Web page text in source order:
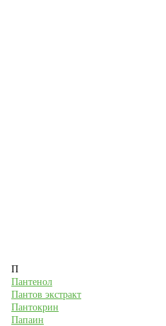
П
Пантенол
Пантов экстракт
Пантокрин
Папаин